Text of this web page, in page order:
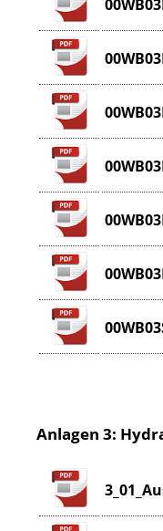
Anlagen 3: